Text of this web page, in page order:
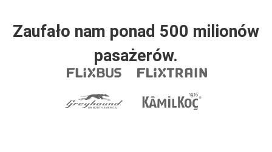
Zaufało nam ponad 500 milionów
pasażerów.